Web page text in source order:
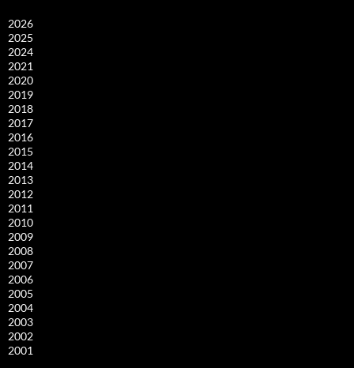
2026
2025
2024
2021
2020
2019
2018
2017
2016
2015
2014
2013
2012
2011
2010
2009
2008
2007
2006
2005
2004
2003
2002
2001